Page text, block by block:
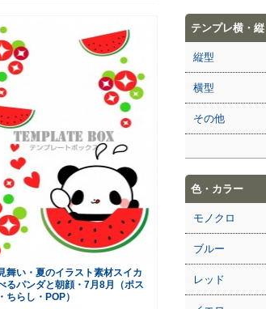
舞い・夏のイラスト素材スイカ
るパンダと朝顔・7月8月（ポス
ちらし・POP）
テンプレ横・縦
縦型
横型
その他
色・カラー
モノクロ
ブルー
レッド